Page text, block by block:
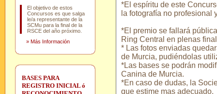
El objetivo de estos
Concursos es que salga
le/a representante de la
SCMu para la final de la
RSCE del año próximo.
» Más Información
BASES PARA
REGISTRO INICIAL ó
*El espíritu de este
la fotografía no profesional
*El premio se fallará
Ring Central en plenas
* Las fotos enviadas
de Murcia, pudiéndolas
*Las bases se podrán
Canina de Murcia.
*En caso de dudas, la
que estime mas adecuado.